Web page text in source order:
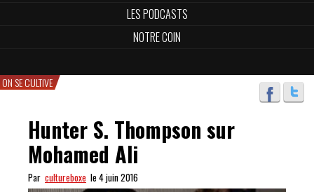
LES PODCASTS
NOTRE COIN
ON SE CULTIVE
Hunter S. Thompson sur
Mohamed Ali
Par cultureboxe le 4 juin 2016